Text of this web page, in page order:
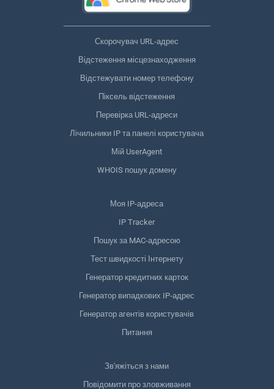
Скорочувач URL-адрес
Відстеження місцезнаходження
Відстежувати номер телефону
Піксель відстеження
Перевірка URL-адреси
Лічильники IP та панелі користувача
Мій UserAgent
WHOIS пошук домену
Моя IP-адреса
IP Tracker
Пошук за MAC-адресою
Тест швидкості Інтернету
Генератор кредитних карток
Генератор випадкових IP-адрес
Генератор агентів користувачів
Питання
Зв'яжіться з нами
Повідомити про зловживання